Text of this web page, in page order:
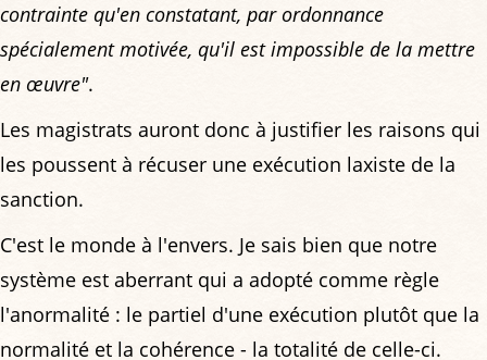
contrainte qu'en constatant, par ordonnance
spécialement motivée, qu'il est impossible de la mettre
en œuvre".
Les magistrats auront donc à justifier les raisons qui
les poussent à récuser une exécution laxiste de la
sanction.
C'est le monde à l'envers. Je sais bien que notre
système est aberrant qui a adopté comme règle
l'anormalité : le partiel d'une exécution plutôt que la
normalité et la cohérence - la totalité de celle-ci.